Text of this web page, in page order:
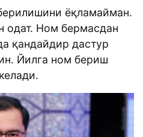
ёқламайман.
одат. Ном бермасдан
қандайдир дастур
Йилга ном бериш